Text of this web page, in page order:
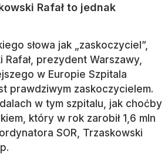
Rafał to jednak
słowa jak „zaskoczyciel”,
prezydent Warszawy,
w Europie Szpitala
prawdziwym zaskoczycielem.
w tym szpitalu, jak choćby
który w rok zarobił 1,6 mln
SOR, Trzaskowski